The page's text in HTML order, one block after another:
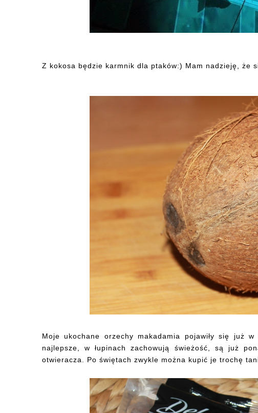
Z kokosa będzie karmnik dla ptaków:) Mam nadzieję, że
Moje ukochane orzechy makadamia pojawiły się już
najlepsze, w łupinach zachowują świeżość, są już
otwieracza. Po świętach zwykle można kupić je trochę